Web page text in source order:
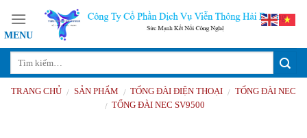
content
TRANG CHỦ / SẢN PHẨM / TỔNG ĐÀI ĐIỆN THOẠI / TỔNG ĐÀI NEC
/ TỔNG ĐÀI NEC SV9500